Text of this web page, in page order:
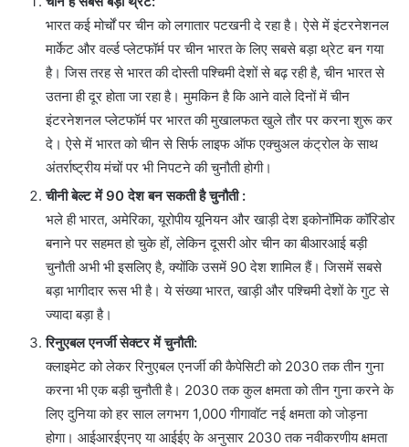
भारत कई मोर्चों पर चीन को लगातार पटखनी दे रहा है। ऐसे में इंटरनेशनल
मार्केट और वर्ल्ड प्लेटफॉर्म पर चीन भारत के लिए सबसे बड़ा थ्रेट बन गया
है। जिस तरह से भारत की दोस्ती पश्चिमी देशों से बढ़ रही है, चीन भारत से
उतना ही दूर होता जा रहा है। मुमकिन है कि आने वाले दिनों में चीन
इंटरनेशनल प्लेटफॉर्म पर भारत की मुखालफत खुले तौर पर करना शुरू कर
दे। ऐसे में भारत को चीन से सिर्फ लाइफ ऑफ एक्चुअल कंट्रोल के साथ
अंतर्राष्ट्रीय मंचों पर भी निपटने की चुनौती होगी।
चीनी बेल्ट में 90 देश बन सकती है चुनौती :
भले ही भारत, अमेरिका, यूरोपीय यूनियन और खाड़ी देश इकोनॉमिक कॉरिडोर
बनाने पर सहमत हो चुके हों, लेकिन दूसरी ओर चीन का बीआरआई बड़ी
चुनौती अभी भी इसलिए है, क्योंकि उसमें 90 देश शामिल हैं। जिसमें सबसे
बड़ा भागीदार रूस भी है। ये संख्या भारत, खाड़ी और पश्चिमी देशों के गुट से
ज्यादा बड़ा है।
रिनुएबल एनर्जी सेक्टर में चुनौती:
क्लाइमेट को लेकर रिनुएबल एनर्जी की कैपेसिटी को 2030 तक तीन गुना
करना भी एक बड़ी चुनौती है। 2030 तक कुल क्षमता को तीन गुना करने के
लिए दुनिया को हर साल लगभग 1,000 गीगावॉट नई क्षमता को जोड़ना
होगा। आईआरईएनए या आईईए के अनुसार 2030 तक नवीकरणीय क्षमता